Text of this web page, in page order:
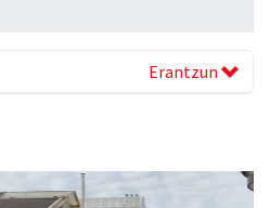
Erantzun